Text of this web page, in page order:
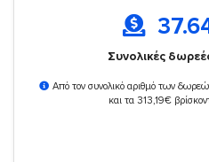
Συνολικές
Από τον συνολικό αριθμό των
και τα 313,19€